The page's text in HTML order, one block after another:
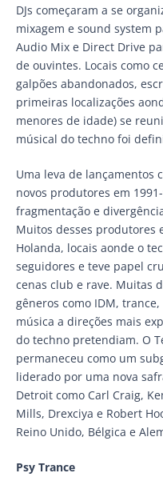
DJs começaram a se
mixagem e sound system
Audio Mix e Direct Drive
de ouvintes. Locais como
galpões abandonados,
primeiras localizações
menores de idade) se
músical do techno foi
Uma leva de lançamentos
novos produtores em
fragmentação e
Muitos desses produtores
Holanda, locais aonde o
seguidores e teve papel
cenas club e rave. Muitas
gêneros como IDM,
música a direções mais
do techno pretendiam. O
permaneceu como um
liderado por uma nova
Detroit como Carl Craig,
Mills, Drexciya e Robert
Reino Unido, Bélgica e
Psy Trance